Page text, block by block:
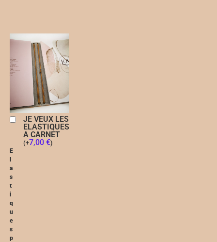
JE VEUX LES
ELASTIQUES
A CARNET
(+7,00 €)
E
l
a
s
t
i
q
u
e
s
p